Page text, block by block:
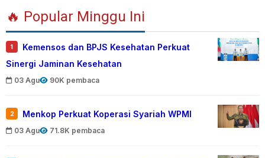
🔥 Popular Minggu Ini
1
Kemensos dan BPJS Kesehatan Perkuat
Sinergi Jaminan Kesehatan
03 Agu 90K pembaca
2 Menkop Perkuat Koperasi Syariah WPMI
03 Agu 71.8K pembaca